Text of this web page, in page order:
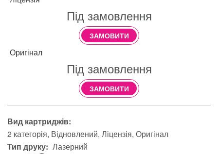
Під замовлення
ЗАМОВИТИ
Оригінал
Під замовлення
ЗАМОВИТИ
Вид картриджів:
2 категорія Відновлений Ліцензія Оригінал
Тип друку: Лазерний